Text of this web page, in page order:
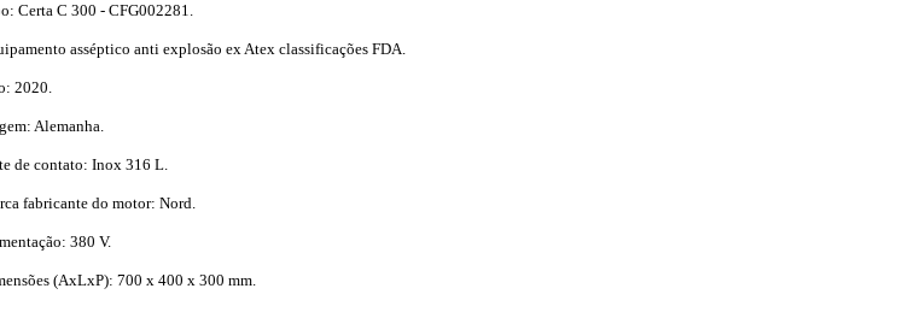
Certa C 300 - CFG002281.
asséptico anti explosão ex Atex classificações FDA.
2020.
Alemanha.
de contato: Inox 316 L.
fabricante do motor: Nord.
380 V.
(AxLxP): 700 x 400 x 300 mm.